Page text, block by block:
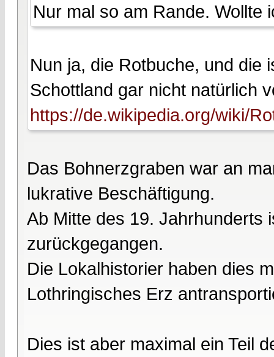
Nur mal so am Rande. Wollte
Nun ja, die Rotbuche, und die
Schottland gar nicht natürlich
https://de.wikipedia.org/wiki/
Das Bohnerzgraben war an
lukrative Beschäftigung.
Ab Mitte des 19. Jahrhunderts
zurückgegangen.
Die Lokalhistorier haben dies
Lothringisches Erz
Dies ist aber maximal ein Teil